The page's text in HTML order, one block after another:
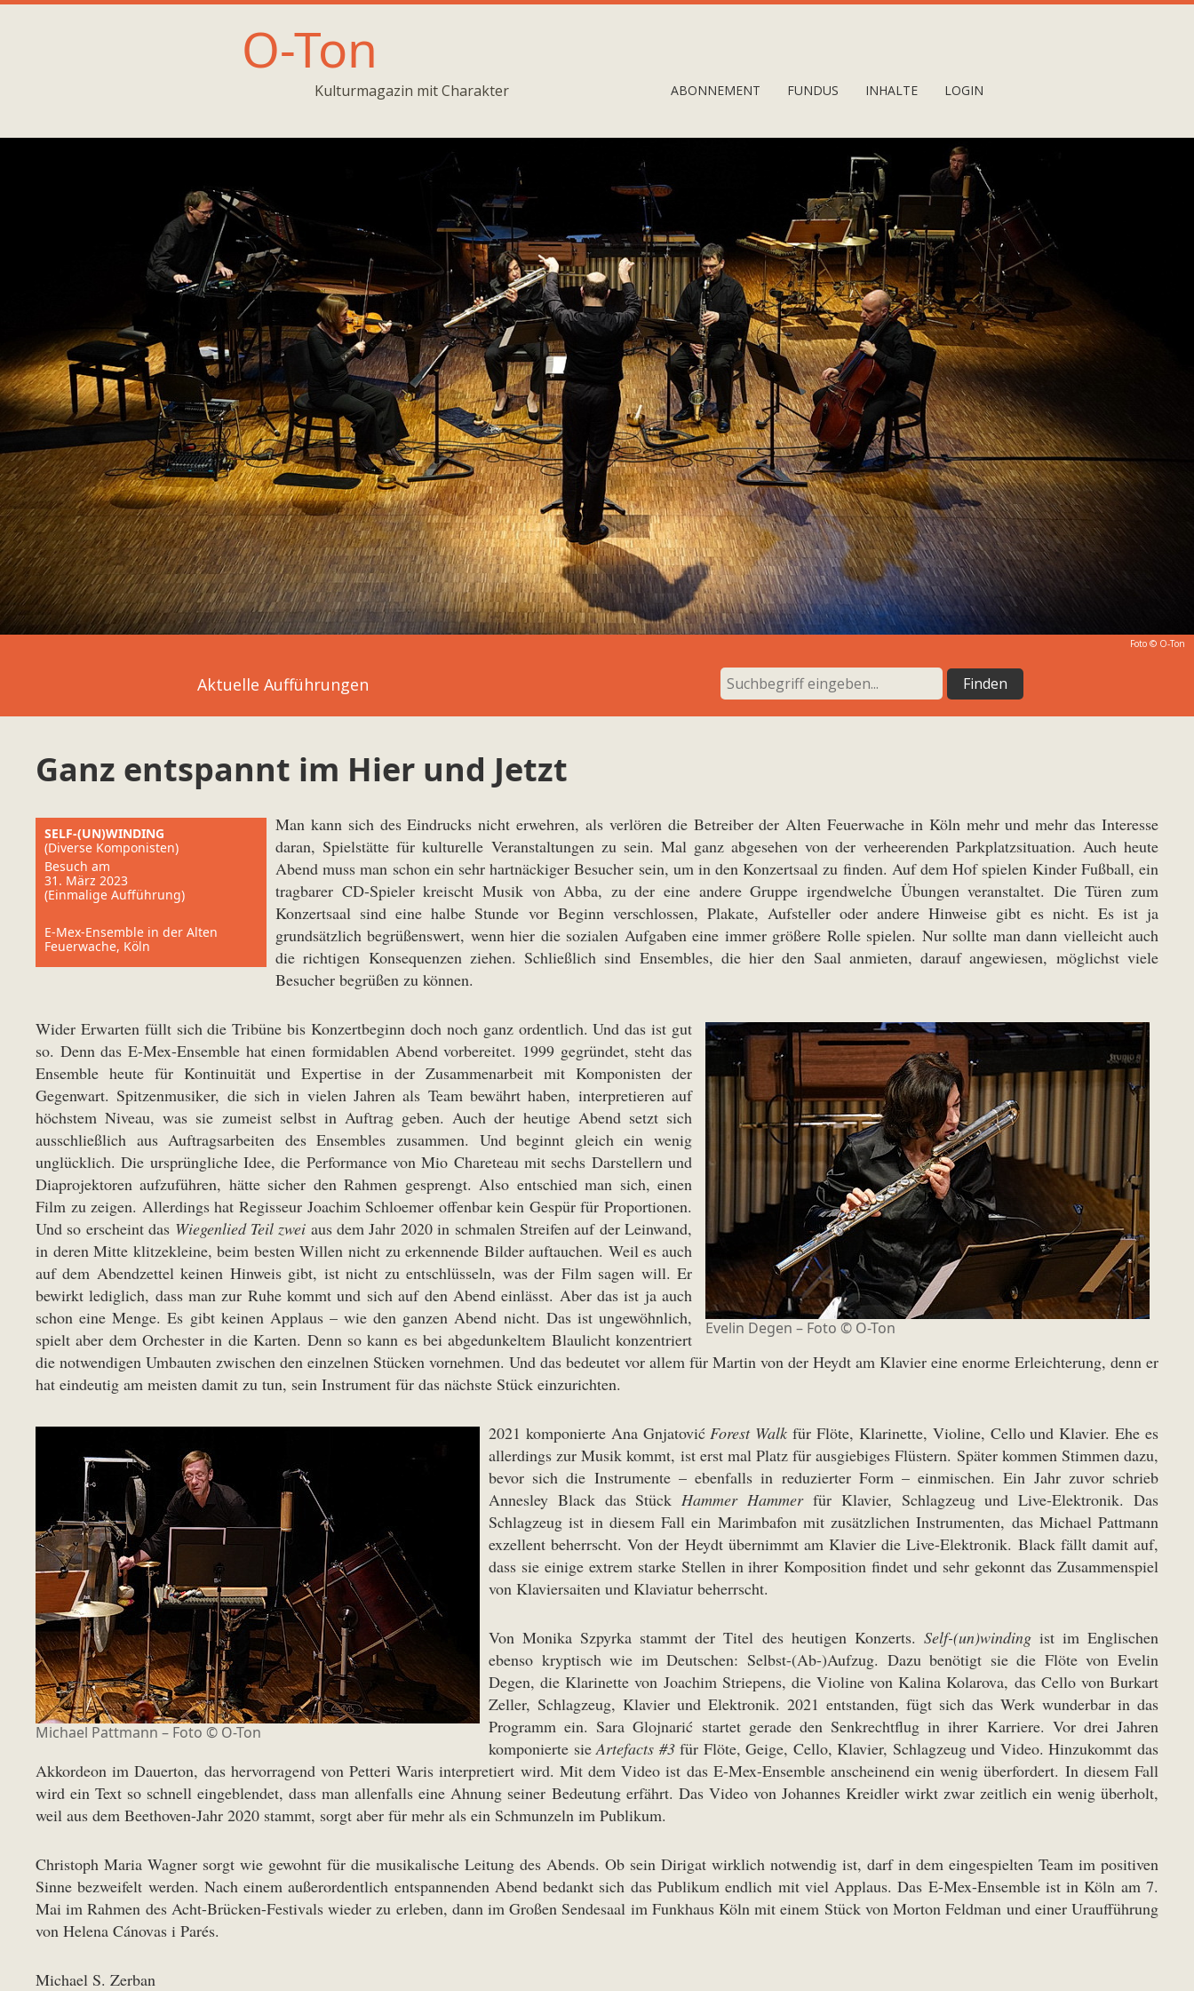
O-Ton
Kulturmagazin mit Charakter ABONNEMENT FUNDUS INHALTE LOGIN
Foto © O-Ton
Aktuelle Aufführungen
Ganz entspannt im Hier und Jetzt
SELF-(UN)WINDING
(Diverse Komponisten)
Besuch am
31. März 2023
(Einmalige Aufführung)
E-Mex-Ensemble in der Alten
Feuerwache, Köln
Man kann sich des Eindrucks nicht erwehren, als verlören die Betreiber der Alten Feuerwache in Köln mehr und mehr das Interesse
daran, Spielstätte für kulturelle Veranstaltungen zu sein. Mal ganz abgesehen von der verheerenden Parkplatzsituation. Auch heute
Abend muss man schon ein sehr hartnäckiger Besucher sein, um in den Konzertsaal zu finden. Auf dem Hof spielen Kinder Fußball, ein
tragbarer CD-Spieler kreischt Musik von Abba, zu der eine andere Gruppe irgendwelche Übungen veranstaltet. Die Türen zum
Konzertsaal sind eine halbe Stunde vor Beginn verschlossen, Plakate, Aufsteller oder andere Hinweise gibt es nicht. Es ist ja
grundsätzlich begrüßenswert, wenn hier die sozialen Aufgaben eine immer größere Rolle spielen. Nur sollte man dann vielleicht auch
die richtigen Konsequenzen ziehen. Schließlich sind Ensembles, die hier den Saal anmieten, darauf angewiesen, möglichst viele
Besucher begrüßen zu können.
Evelin Degen – Foto © O-Ton
Wider Erwarten füllt sich die Tribüne bis Konzertbeginn doch noch ganz ordentlich. Und das ist gut
so. Denn das E-Mex-Ensemble hat einen formidablen Abend vorbereitet. 1999 gegründet, steht das
Ensemble heute für Kontinuität und Expertise in der Zusammenarbeit mit Komponisten der
Gegenwart. Spitzenmusiker, die sich in vielen Jahren als Team bewährt haben, interpretieren auf
höchstem Niveau, was sie zumeist selbst in Auftrag geben. Auch der heutige Abend setzt sich
ausschließlich aus Auftragsarbeiten des Ensembles zusammen. Und beginnt gleich ein wenig
unglücklich. Die ursprüngliche Idee, die Performance von Mio Chareteau mit sechs Darstellern und
Diaprojektoren aufzuführen, hätte sicher den Rahmen gesprengt. Also entschied man sich, einen
Film zu zeigen. Allerdings hat Regisseur Joachim Schloemer offenbar kein Gespür für Proportionen.
Und so erscheint das Wiegenlied Teil zwei aus dem Jahr 2020 in schmalen Streifen auf der Leinwand,
in deren Mitte klitzekleine, beim besten Willen nicht zu erkennende Bilder auftauchen. Weil es auch
auf dem Abendzettel keinen Hinweis gibt, ist nicht zu entschlüsseln, was der Film sagen will. Er
bewirkt lediglich, dass man zur Ruhe kommt und sich auf den Abend einlässt. Aber das ist ja auch
schon eine Menge. Es gibt keinen Applaus – wie den ganzen Abend nicht. Das ist ungewöhnlich,
spielt aber dem Orchester in die Karten. Denn so kann es bei abgedunkeltem Blaulicht konzentriert
die notwendigen Umbauten zwischen den einzelnen Stücken vornehmen. Und das bedeutet vor allem für Martin von der Heydt am Klavier eine enorme Erleichterung, denn er
hat eindeutig am meisten damit zu tun, sein Instrument für das nächste Stück einzurichten.
Michael Pattmann – Foto © O-Ton
2021 komponierte Ana GnjatovićForest Walk für Flöte, Klarinette, Violine, Cello und Klavier. Ehe es
allerdings zur Musik kommt, ist erst mal Platz für ausgiebiges Flüstern. Später kommen Stimmen dazu,
bevor sich die Instrumente – ebenfalls in reduzierter Form – einmischen. Ein Jahr zuvor schrieb
Annesley Black das StückHammer Hammerfür Klavier, Schlagzeug und Live-Elektronik. Das
Schlagzeug ist in diesem Fall ein Marimbafon mit zusätzlichen Instrumenten, das Michael Pattmann
exzellent beherrscht. Von der Heydt übernimmt am Klavier die Live-Elektronik. Black fällt damit auf,
dass sie einige extrem starke Stellen in ihrer Komposition findet und sehr gekonnt das Zusammenspiel
von Klaviersaiten und Klaviatur beherrscht.
Von Monika Szpyrka stammt der Titel des heutigen Konzerts. Self-(un)windingist im Englischen
ebenso kryptisch wie im Deutschen: Selbst-(Ab-)Aufzug. Dazu benötigt sie die Flöte von Evelin
Degen, die Klarinette von Joachim Striepens, die Violine von Kalina Kolarova, das Cello von Burkart
Zeller, Schlagzeug, Klavier und Elektronik. 2021 entstanden, fügt sich das Werk wunderbar in das
Programm ein. Sara Glojnarić startet gerade den Senkrechtflug in ihrer Karriere. Vor drei Jahren
komponierte sieArtefacts #3für Flöte, Geige, Cello, Klavier, Schlagzeug und Video. Hinzukommt das
Akkordeon im Dauerton, das hervorragend von Petteri Waris interpretiert wird. Mit dem Video ist das E-Mex-Ensemble anscheinend ein wenig überfordert. In diesem Fall
wird ein Text so schnell eingeblendet, dass man allenfalls eine Ahnung seiner Bedeutung erfährt. Das Video von Johannes Kreidler wirkt zwar zeitlich ein wenig überholt,
weil aus dem Beethoven-Jahr 2020 stammt, sorgt aber für mehr als ein Schmunzeln im Publikum.
Christoph Maria Wagner sorgt wie gewohnt für die musikalische Leitung des Abends. Ob sein Dirigat wirklich notwendig ist, darf in dem eingespielten Team im positiven
Sinne bezweifelt werden. Nach einem außerordentlich entspannenden Abend bedankt sich das Publikum endlich mit viel Applaus. Das E-Mex-Ensemble ist in Köln am 7.
Mai im Rahmen des Acht-Brücken-Festivals wieder zu erleben, dann im Großen Sendesaal im Funkhaus Köln mit einem Stück von Morton Feldman und einer Uraufführung
von Helena Cánovas i Parés.
Michael S. Zerban